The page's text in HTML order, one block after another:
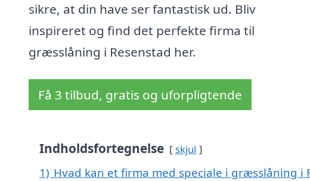
sikre, at din have ser fantastisk ud. Bliv
inspireret og find det perfekte firma til
græsslåning i Resenstad her.
Få 3 tilbud, gratis og uforpligtende
Indholdsfortegnelse skjul
1) Hvad kan et firma med speciale i græsslåning i